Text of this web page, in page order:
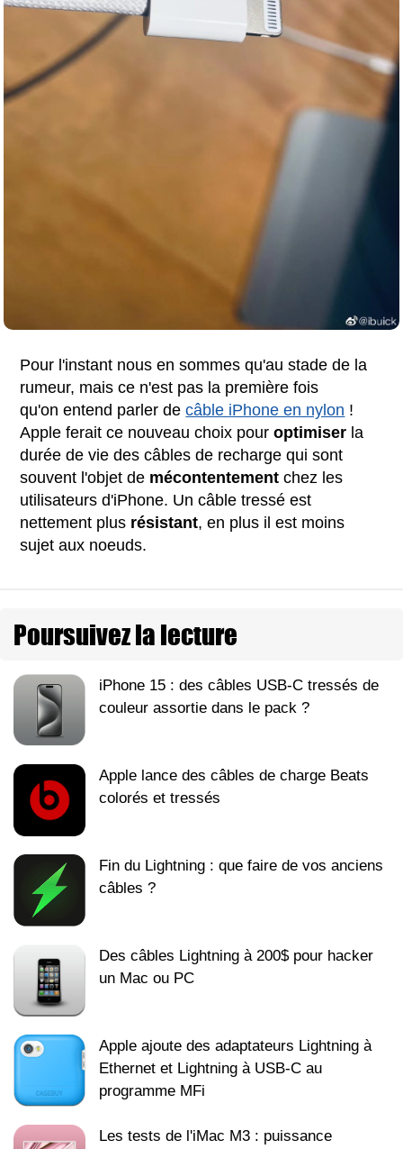
Pour l'instant nous en sommes qu'au stade de la
rumeur, mais ce n'est pas la première fois
qu'on entend parler decâble iPhone en nylon !
Apple ferait ce nouveau choix pouroptimiser la
durée de vie des câbles de recharge qui sont
souvent l'objet de mécontentement chez les
utilisateurs d'iPhone. Un câble tressé est
nettement plus résistant, en plus il est moins
sujet aux noeuds.
Poursuivez la lecture
iPhone 15 : des câbles USB-C tressés de
couleur assortie dans le pack ?
Apple lance des câbles de charge Beats
colorés et tressés
Fin du Lightning : que faire de vos anciens
câbles ?
Des câbles Lightning à 200$ pour hacker
un Mac ou PC
Apple ajoute des adaptateurs Lightning à
Ethernet et Lightning à USB-C au
programme MFi
Les tests de l'iMac M3 : puissance